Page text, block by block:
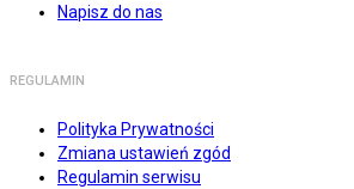
Napisz do nas
REGULAMIN
Polityka Prywatności
Zmiana ustawień zgód
Regulamin serwisu